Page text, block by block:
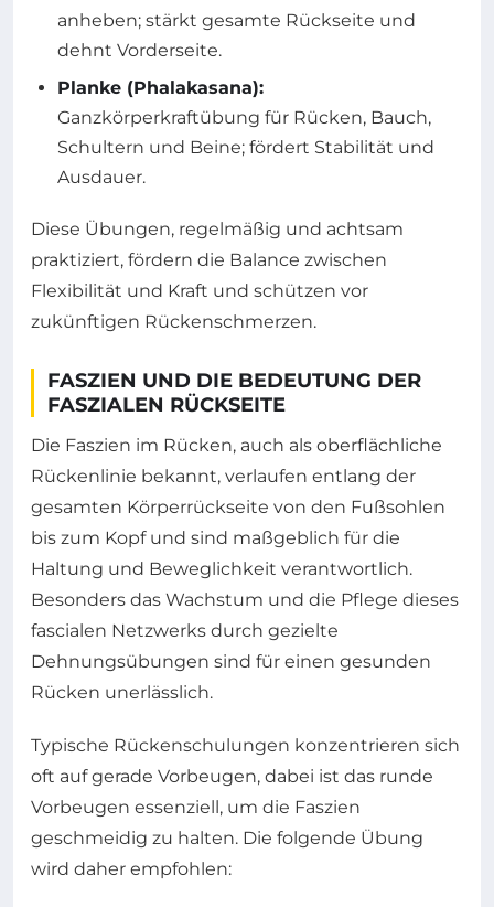
anheben; stärkt gesamte Rückseite und
dehnt Vorderseite.
Planke (Phalakasana):
Ganzkörperkraftübung für Rücken, Bauch,
Schultern und Beine; fördert Stabilität und
Ausdauer.
Diese Übungen, regelmäßig und achtsam
praktiziert, fördern die Balance zwischen
Flexibilität und Kraft und schützen vor
zukünftigen Rückenschmerzen.
FASZIEN UND DIE BEDEUTUNG DER
FASZIALEN RÜCKSEITE
Die Faszien im Rücken, auch als oberflächliche
Rückenlinie bekannt, verlaufen entlang der
gesamten Körperrückseite von den Fußsohlen
bis zum Kopf und sind maßgeblich für die
Haltung und Beweglichkeit verantwortlich.
Besonders das Wachstum und die Pflege dieses
fascialen Netzwerks durch gezielte
Dehnungsübungen sind für einen gesunden
Rücken unerlässlich.
Typische Rückenschulungen konzentrieren sich
oft auf gerade Vorbeugen, dabei ist das runde
Vorbeugen essenziell, um die Faszien
geschmeidig zu halten. Die folgende Übung
wird daher empfohlen: